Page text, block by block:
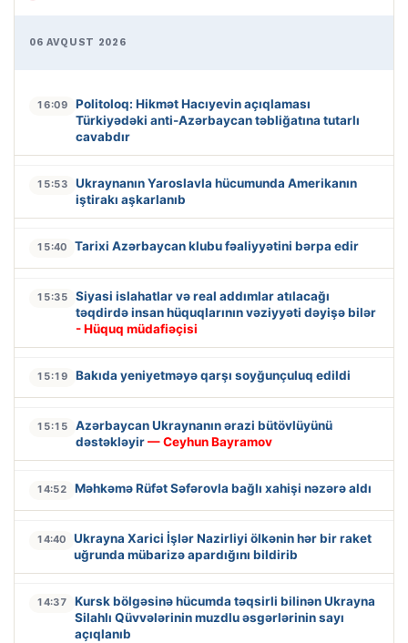
06 AVQUST 2026
16:09
Politoloq: Hikmət Hacıyevin açıqlaması
Türkiyədəki anti-Azərbaycan təbliğatına tutarlı
cavabdır
15:53
Ukraynanın Yaroslavla hücumunda Amerikanın
iştirakı aşkarlanıb
15:40 Tarixi Azərbaycan klubu fəaliyyətini bərpa edir
15:35
Siyasi islahatlar və real addımlar atılacağı
təqdirdə insan hüquqlarının vəziyyəti dəyişə bilər
- Hüquq müdafiəçisi
15:19 Bakıda yeniyetməyə qarşı soyğunçuluq edildi
15:15
Azərbaycan Ukraynanın ərazi bütövlüyünü
dəstəkləyir— Ceyhun Bayramov
14:52 Məhkəmə Rüfət Səfərovla bağlı xahişi nəzərə aldı
14:40
Ukrayna Xarici İşlər Nazirliyi ölkənin hər bir raket
uğrunda mübarizə apardığını bildirib
14:37
Kursk bölgəsinə hücumda təqsirli bilinən Ukrayna
Silahlı Qüvvələrinin muzdlu əsgərlərinin sayı
açıqlanıb